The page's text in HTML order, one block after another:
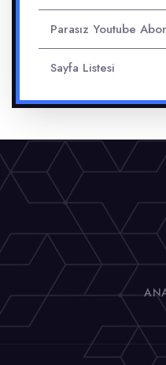
Parasız Youtube
Sayfa Listesi